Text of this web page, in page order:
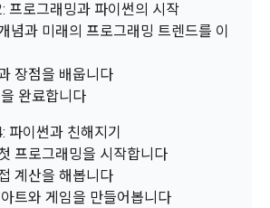
업회원”이 인력을 채용하거나 또는 솔루션
위하여 “회사"에 의뢰하는 경연대회 또는
경진대회 등을 말한다.
회사”가  제공하는 교육컨텐츠를 포함한 온
비스를 말한다.
원의 식별과 회원의 서비스 이용을 위하여
한 이메일 주소를 말한다.
은 "회사"의 서비스를 이용하려는 사람이 아
동일인임을 확인하고 "회원"의 권익을 보
하 “회사”)는 다음 목적을 위하여 개인정보
, 다음 목적 이외의 용도로는 수집한 개인정
다.
에 따른 본인확인, 본인의 의사확인, 고객문
운 정보의 소개 및 고지사항 전달
프로그래밍과 파이썬의 시작
념과 미래의 프로그래밍 트렌드를 이
장점을 배웁니다
완료합니다
파이썬과 친해지기
프로그래밍을 시작합니다
계산을 해봅니다
트와 게임을 만들어봅니다